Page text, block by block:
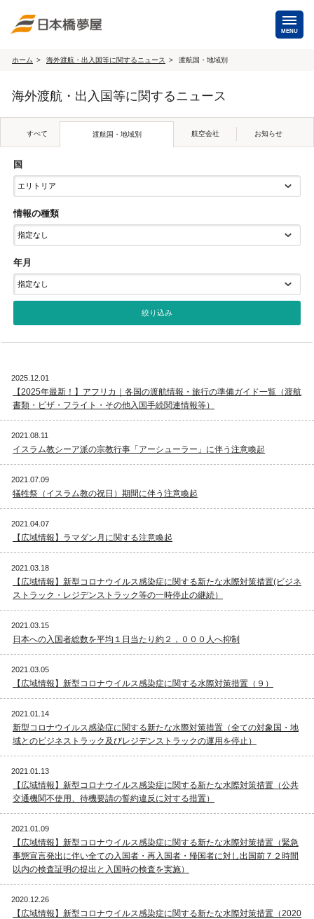
MENU
海外航空券
（日本発・海外発・世界一周）
保険・Wi-Fiレンタル
国内手配
航空券
貸切バス・ハイヤー 通訳・ガイド
選ばれる理由
ホーム 海外渡航・出入国等に関するニュース 渡航国・地域別
海外渡航・出入国等に関するニュース
すべて 渡航国・地域別 航空会社 お知らせ
国
情報の種類
年月
2025.12.01
【2025年最新！】アフリカ｜各国の渡航情報・旅行の準備ガイド一覧（渡航
書類・ビザ・フライト・その他入国手続関連情報等）
2021.08.11
イスラム教シーア派の宗教行事「アーシューラー」に伴う注意喚起
2021.07.09
犠牲祭（イスラム教の祝日）期間に伴う注意喚起
2021.04.07
【広域情報】ラマダン月に関する注意喚起
2021.03.18
【広域情報】新型コロナウイルス感染症に関する新たな水際対策措置(ビジネ
ストラック・レジデンストラック等の一時停止の継続）
2021.03.15
日本への入国者総数を平均１日当たり約２，０００人へ抑制
2021.03.05
【広域情報】新型コロナウイルス感染症に関する水際対策措置（９）
2021.01.14
新型コロナウイルス感染症に関する新たな水際対策措置（全ての対象国・地
域とのビジネストラック及びレジデンストラックの運用を停止）
2021.01.13
【広域情報】新型コロナウイルス感染症に関する新たな水際対策措置（公共
交通機関不使用、待機要請の誓約違反に対する措置）
2021.01.09
【広域情報】新型コロナウイルス感染症に関する新たな水際対策措置（緊急
事態宣言発出に伴い全ての入国者・再入国者・帰国者に対し出国前７２時間
以内の検査証明の提出と入国時の検査を実施）
2020.12.26
【広域情報】新型コロナウイルス感染症に関する新たな水際対策措置（2020